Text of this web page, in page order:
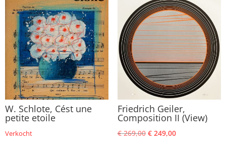
W. Schlote, Cést une
petite etoile
Verkocht
Friedrich Geiler,
Composition II (View)
€269,00 Oorspronkelijke
€249,00Huidige